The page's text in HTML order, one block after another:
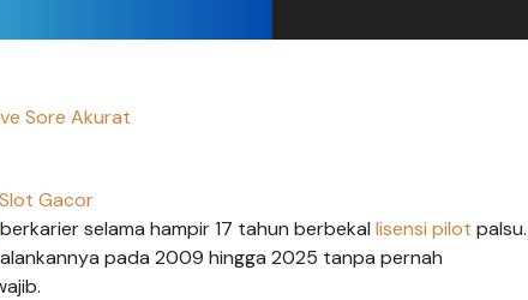
Sore Akurat
Gacor
berkarier selama hampir 17 tahun berbekal lisensi pilot palsu.
pada 2009 hingga 2025 tanpa pernah